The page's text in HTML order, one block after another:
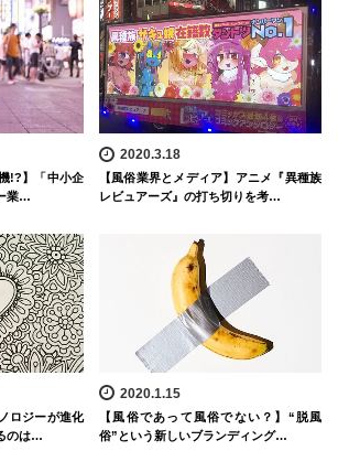
!?】「中小企
業…
2020.3.18
【風俗業界とメディア】アニメ『異種族
レビュアーズ』の打ち切りを考…
ロジーが進化
のは…
2020.1.15
【風俗であって風俗でない？】“脱風
俗”という新しいブランディング…